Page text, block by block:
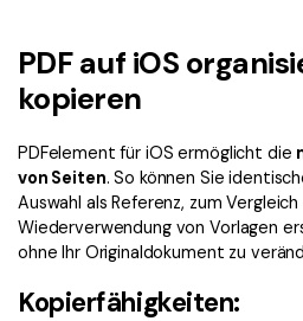
Online PDF Tools
PDF zu Word
PDF komprimieren
PDF zusammenfügen
Word zu PDF
Weitere Online-Tools
PDF konvertieren
PDF bearbeiten
PDF komprimieren
PDF organisieren
PDF zuschneiden
Professionelle Anwender
Konvertierung Tipps
Weitere Themen finden
Warum PDFelement
Kundengeschichten
PDF auf iOS
kopieren
PDFelement für iOS ermöglicht die
von Seiten. So können Sie
Auswahl als Referenz, zum
Wiederverwendung von Vorlagen
ohne Ihr Originaldokument zu
Kopierfähigkeiten: